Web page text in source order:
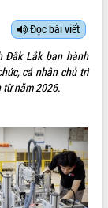
Đọc bài viết
Đắk Lắk ban hành
cá nhân chủ trì
năm 2026.